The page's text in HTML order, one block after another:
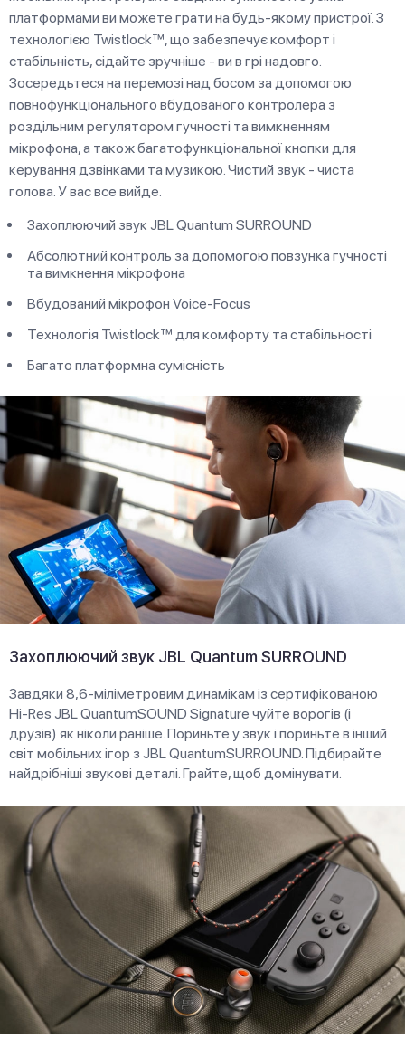
платформами ви можете грати на будь-якому пристрої. З
технологією Twistlock™, що забезпечує комфорт і
стабільність, сідайте зручніше - ви в грі надовго.
Зосередьтеся на перемозі над босом за допомогою
повнофункціонального вбудованого контролера з
роздільним регулятором гучності та вимкненням
мікрофона, а також багатофункціональної кнопки для
керування дзвінками та музикою. Чистий звук - чиста
голова. У вас все вийде.
Захоплюючий звук JBL Quantum SURROUND
Абсолютний контроль за допомогою повзунка гучності
та вимкнення мікрофона
Вбудований мікрофон Voice-Focus
Технологія Twistlock™ для комфорту та стабільності
Багато платформна сумісність
Захоплюючий звук JBL Quantum SURROUND
Завдяки 8,6-міліметровим динамікам із сертифікованою
Hi-Res JBL QuantumSOUND Signature чуйте ворогів (і
друзів) як ніколи раніше. Пориньте у звук і пориньте в інший
світ мобільних ігор з JBL QuantumSURROUND. Підбирайте
найдрібніші звукові деталі. Грайте, щоб домінувати.